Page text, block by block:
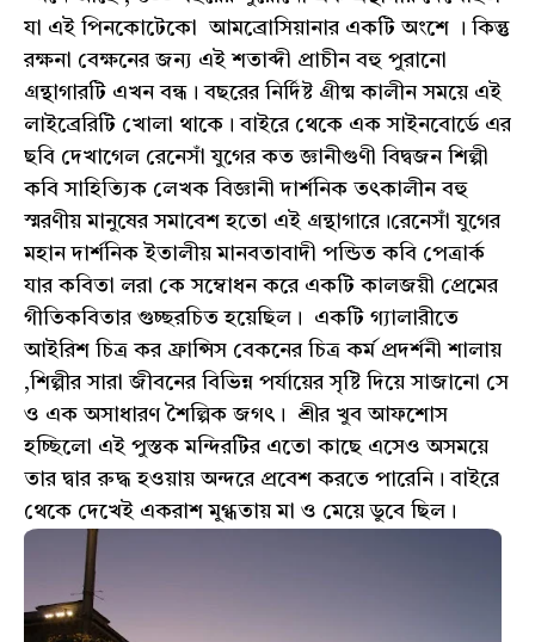
যা এই পিনকোটেকো আমব্রোসিয়ানার একটি অংশে । কিন্তু
রক্ষনা বেক্ষনের জন্য এই শতাব্দী প্রাচীন বহু পুরানো
গ্রন্থাগারটি এখন বন্ধ। বছরের নির্দিষ্ট গ্রীষ্ম কালীন সময়ে এই
লাইব্রেরিটি খোলা থাকে। বাইরে থেকে এক সাইনবোর্ডে এর
ছবি দেখাগেল রেনেসাঁ যুগের কত জ্ঞানীগুণী বিদ্বজন শিল্পী
কবি সাহিত্যিক লেখক বিজ্ঞানী দার্শনিক তৎকালীন বহু
স্মরণীয় মানুষের সমাবেশ হতো এই গ্রন্থাগারে।রেনেসাঁ যুগের
মহান দার্শনিক ইতালীয় মানবতাবাদী পন্ডিত কবি পেত্রার্ক
যার কবিতা লরা কে সম্বোধন করে একটি কালজয়ী প্রেমের
গীতিকবিতার গুচ্ছরচিত হয়েছিল। একটি গ্যালারীতে
আইরিশ চিত্র কর ফ্রান্সিস বেকনের চিত্র কর্ম প্রদর্শনী শালায়
,শিল্পীর সারা জীবনের বিভিন্ন পর্যায়ের সৃষ্টি দিয়ে সাজানো সে
ও এক অসাধারণ শৈল্পিক জগৎ। শ্রীর খুব আফশোস
হচ্ছিলো এই পুস্তক মন্দিরটির এতো কাছে এসেও অসময়ে
তার দ্বার রুদ্ধ হওয়ায় অন্দরে প্রবেশ করতে পারেনি। বাইরে
থেকে দেখেই একরাশ মুগ্ধতায় মা ও মেয়ে ডুবে ছিল।